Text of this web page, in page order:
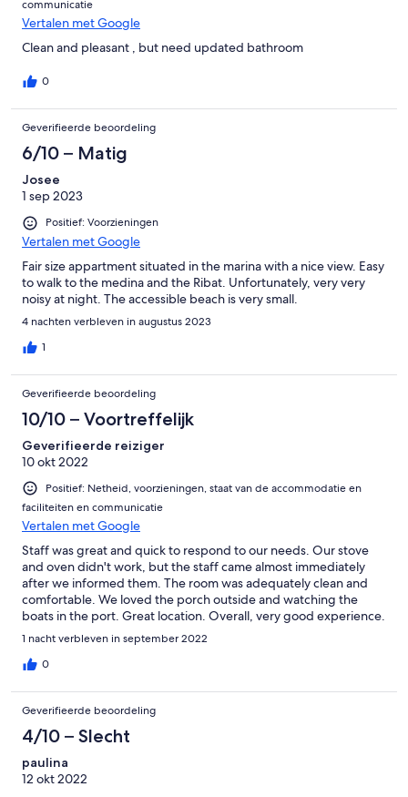
communicatie
Vertalen met Google
Clean and pleasant , but need updated bathroom
0
Geverifieerde beoordeling
6/10 – Matig
Josee
1 sep 2023
Positief: Voorzieningen
Vertalen met Google
Fair size appartment situated in the marina with a nice view. Easy
to walk to the medina and the Ribat. Unfortunately, very very
noisy at night. The accessible beach is very small.
4 nachten verbleven in augustus 2023
1
Geverifieerde beoordeling
10/10 – Voortreffelijk
Geverifieerde reiziger
10 okt 2022
Positief: Netheid, voorzieningen, staat van de accommodatie en
faciliteiten en communicatie
Vertalen met Google
Staff was great and quick to respond to our needs. Our stove
and oven didn't work, but the staff came almost immediately
after we informed them. The room was adequately clean and
comfortable. We loved the porch outside and watching the
boats in the port. Great location. Overall, very good experience.
1 nacht verbleven in september 2022
0
Geverifieerde beoordeling
4/10 – Slecht
paulina
12 okt 2022